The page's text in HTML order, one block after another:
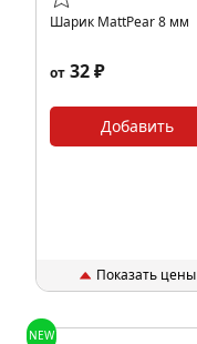
Шарик MattPear 8 мм
от 32 ₽
Добавить
Показать цены
NEW